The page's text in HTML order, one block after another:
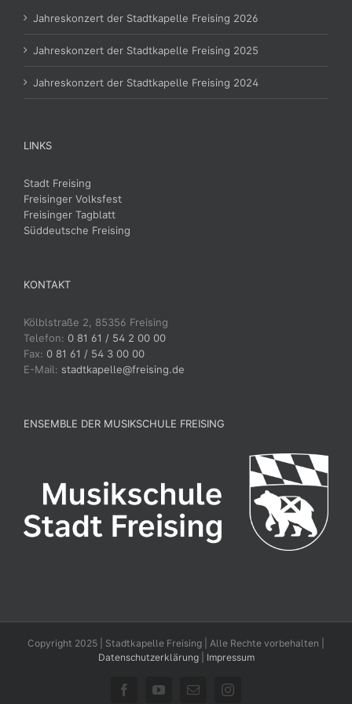
Jahreskonzert der Stadtkapelle Freising 2026
Jahreskonzert der Stadtkapelle Freising 2025
Jahreskonzert der Stadtkapelle Freising 2024
LINKS
Stadt Freising
Freisinger Volksfest
Freisinger Tagblatt
Süddeutsche Freising
KONTAKT
Kölblstraße 2, 85356 Freising
Telefon: 0 81 61 / 54 2 00 00
Fax: 0 81 61 / 54 3 00 00
E-Mail: stadtkapelle@freising.de
ENSEMBLE DER MUSIKSCHULE FREISING
Copyright 2025 | Stadtkapelle Freising | Alle Rechte vorbehalten |
Datenschutzerklärung| Impressum
FacebookYouTube
E-
Instagram